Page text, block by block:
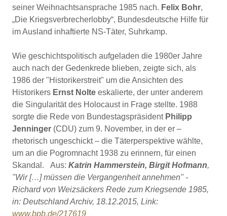
seiner Weihnachtsansprache 1985 nach. Felix Bohr,
„Die Kriegsverbrecherlobby“, Bundesdeutsche Hilfe für
im Ausland inhaftierte NS-Täter, Suhrkamp.
Wie geschichtspolitisch aufgeladen die 1980er Jahre
auch nach der Gedenkrede blieben, zeigte sich, als
1986 der "Historikerstreit" um die Ansichten des
Historikers Ernst Nolte eskalierte, der unter anderem
die Singularität des Holocaust in Frage stellte. 1988
sorgte die Rede von Bundestagspräsident Philipp
Jenninger (CDU) zum 9. November, in der er –
rhetorisch ungeschickt – die Täterperspektive wählte,
um an die Pogromnacht 1938 zu erinnern, für einen
Skandal. Aus: Katrin Hammerstein, Birgit Hofmann,
"Wir […] müssen die Vergangenheit annehmen" -
Richard von Weizsäckers Rede zum Kriegsende 1985,
in: Deutschland Archiv, 18.12.2015, Link:
www.bpb.de/217619